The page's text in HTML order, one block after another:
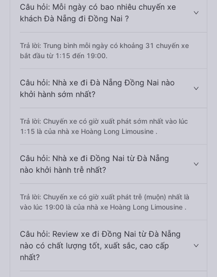
Câu hỏi: Mỗi ngày có bao nhiêu chuyến xe
khách Đà Nẵng đi Đồng Nai ?
Trả lời: Trung bình mỗi ngày có khoảng 31 chuyến xe
bắt đầu từ 1:15 đến 19:00.
Câu hỏi: Nhà xe đi Đà Nẵng Đồng Nai nào
khởi hành sớm nhất?
Trả lời: Chuyến xe có giờ xuất phát sớm nhất vào lúc
1:15 là của nhà xe Hoàng Long Limousine .
Câu hỏi: Nhà xe đi Đồng Nai từ Đà Nẵng
nào khởi hành trễ nhất?
Trả lời: Chuyến xe có giờ xuất phát trễ (muộn) nhất là
vào lúc 19:00 là của nhà xe Hoàng Long Limousine .
Câu hỏi: Review xe đi Đồng Nai từ Đà Nẵng
nào có chất lượng tốt, xuất sắc, cao cấp
nhất?